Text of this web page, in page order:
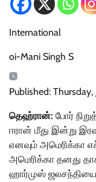
International
oi-Mani Singh S
Published:
தெஹ்ரான்: போர்
ஈரான் மீது இன்று
எனவும் அமெரிக்கா
அமெரிக்கா தனது
ஹார்முஸ் ஜலசந்தியை